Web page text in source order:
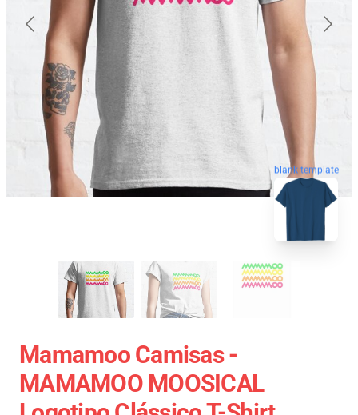
blank template
Mamamoo Camisas -
MAMAMOO MOOSICAL